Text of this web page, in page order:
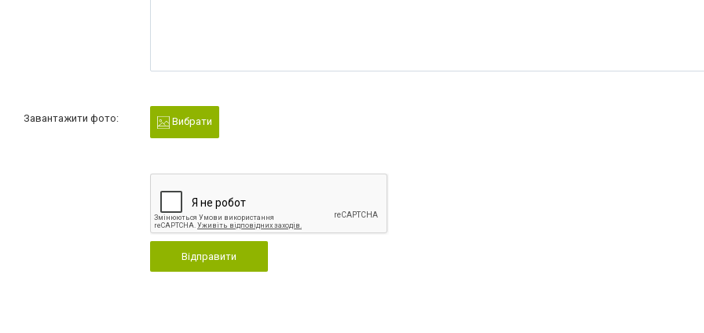
Завантажити фото: Вибрати
Відправити